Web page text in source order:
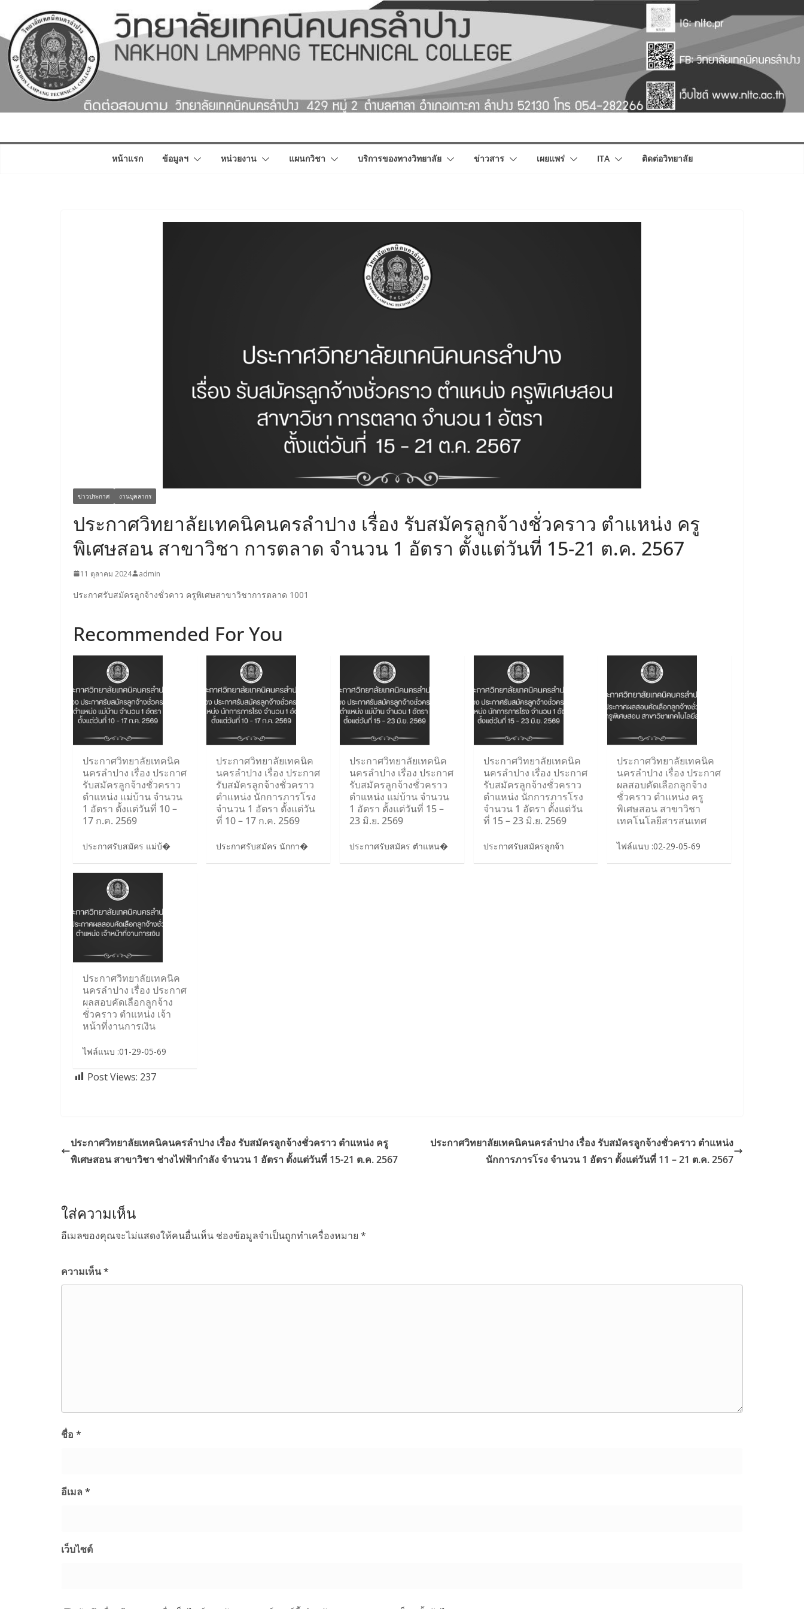
content
หน้าแรก ข้อมูลฯ หน่วยงาน แผนกวิชา บริการของทางวิทยาลัย ข่าวสาร เผยแพร่ ITA ติดต่อวิทยาลัย
ข่าวประกาศ งานบุคลากร
ประกาศวิทยาลัยเทคนิคนครลำปาง เรื่อง รับสมัครลูกจ้างชั่วคราว ตำแหน่ง ครู
พิเศษสอน สาขาวิชา การตลาด จำนวน 1 อัตรา ตั้งแต่วันที่ 15-21 ต.ค. 2567
11 ตุลาคม 2024 admin
ประกาศรับสมัครลูกจ้างชั่วคาว ครูพิเศษสาขาวิชาการตลาด 1001
Recommended For You
ประกาศวิทยาลัยเทคนิค
นครลำปาง เรื่อง ประกาศ
รับสมัครลูกจ้างชั่วคราว
ตำแหน่ง แม่บ้าน จำนวน
1 อัตรา ตั้งแต่วันที่ 10 –
17 ก.ค. 2569
ประกาศรับสมัคร แม่บ้�
ประกาศวิทยาลัยเทคนิค
นครลำปาง เรื่อง ประกาศ
รับสมัครลูกจ้างชั่วคราว
ตำแหน่ง นักการภารโรง
จำนวน 1 อัตรา ตั้งแต่วัน
ที่ 10 – 17 ก.ค. 2569
ประกาศรับสมัคร นักกา�
ประกาศวิทยาลัยเทคนิค
นครลำปาง เรื่อง ประกาศ
รับสมัครลูกจ้างชั่วคราว
ตำแหน่ง แม่บ้าน จำนวน
1 อัตรา ตั้งแต่วันที่ 15 –
23 มิ.ย. 2569
ประกาศรับสมัคร ตำแหน�
ประกาศวิทยาลัยเทคนิค
นครลำปาง เรื่อง ประกาศ
รับสมัครลูกจ้างชั่วคราว
ตำแหน่ง นักการภารโรง
จำนวน 1 อัตรา ตั้งแต่วัน
ที่ 15 – 23 มิ.ย. 2569
ประกาศรับสมัครลูกจ้า
ประกาศวิทยาลัยเทคนิค
นครลำปาง เรื่อง ประกาศ
ผลสอบคัดเลือกลูกจ้าง
ชั่วคราว ตำแหน่ง ครู
พิเศษสอน สาขาวิชา
เทคโนโลยีสารสนเทศ
ไฟล์แนบ :02-29-05-69
ประกาศวิทยาลัยเทคนิค
นครลำปาง เรื่อง ประกาศ
ผลสอบคัดเลือกลูกจ้าง
ชั่วคราว ตำแหน่ง เจ้า
หน้าที่งานการเงิน
ไฟล์แนบ :01-29-05-69
Post Views: 237
ประกาศวิทยาลัยเทคนิคนครลำปาง เรื่อง รับสมัครลูกจ้างชั่วคราว ตำแหน่ง ครู
พิเศษสอน สาขาวิชา ช่างไฟฟ้ากำลัง จำนวน 1 อัตรา ตั้งแต่วันที่ 15-21 ต.ค. 2567
ประกาศวิทยาลัยเทคนิคนครลำปาง เรื่อง รับสมัครลูกจ้างชั่วคราว ตำแหน่ง
นักการภารโรง จำนวน 1 อัตรา ตั้งแต่วันที่ 11 – 21 ต.ค. 2567
ใส่ความเห็น
อีเมลของคุณจะไม่แสดงให้คนอื่นเห็น ช่องข้อมูลจำเป็นถูกทำเครื่องหมาย *
ความเห็น*
ชื่อ *
อีเมล *
เว็บไซต์